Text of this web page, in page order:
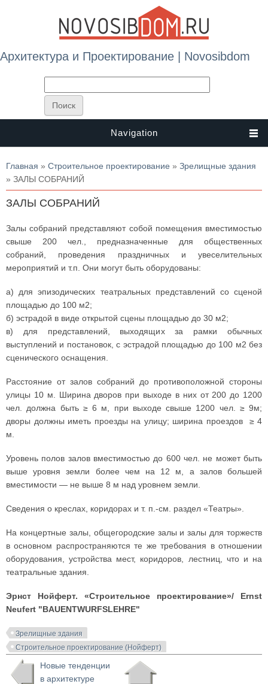
Архитектура и Проектирование | Novosibdom
Navigation
Вы здесь
Главная » Строительное проектирование » Зрелищные здания
» ЗАЛЫ СОБРАНИЙ
ЗАЛЫ СОБРАНИЙ
Залы собраний представляют собой помещения вместимостью
свыше 200 чел., предназначенные для общественных
собраний, проведения праздничных и увеселительных
мероприятий и т.п. Они могут быть оборудованы:
а) для эпизодических театральных представлений со сценой
площадью до 100 м2;
б) эстрадой в виде открытой сцены площадью до 30 м2;
в) для представлений, выходящих за рамки обычных
выступлений и постановок, с эстрадой площадью до 100 м2 без
сценического оснащения.
Расстояние от залов собраний до противоположной стороны
улицы 10 м. Ширина дворов при выходе в них от 200 до 1200
чел. должна быть ≥ 6 м, при выходе свыше 1200 чел. ≥ 9м;
дворы должны иметь проезды на улицу; ширина проездов ≥ 4
м.
Уровень полов залов вместимостью до 600 чел. не может быть
выше уровня земли более чем на 12 м, а залов большей
вместимости — не выше 8 м над уровнем земли.
Сведения о креслах, коридорах и т. п.-см. раздел «Театры».
На концертные залы, общегородские залы и залы для торжеств
в основном распространяются те же требования в отношении
оборудования, устройства мест, коридоров, лестниц, что и на
театральные здания.
Эрнст Нойферт. «Строительное проектирование»/ Ernst
Neufert "BAUENTWURFSLEHRE"
Зрелищные здания
Строительное проектирование (Нойферт)
Новые тенденции
в архитектуре